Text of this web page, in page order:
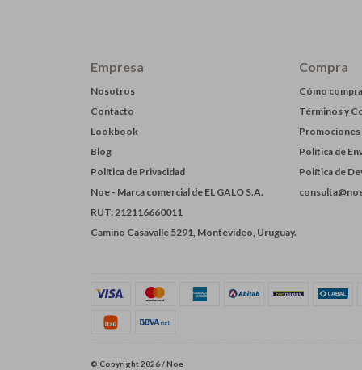
Empresa
Nosotros
Contacto
Lookbook
Blog
Política de Privacidad
Noe - Marca comercial de EL GALO S.A.
RUT: 212116660011
Camino Casavalle 5291, Montevideo, Uruguay.
Compra
Cómo
Términos y
Promociones
Política de
Política de
© Copyright 2026 / Noe